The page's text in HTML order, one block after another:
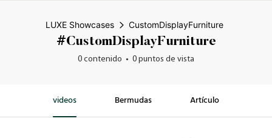
LUXE Showcases CustomDisplayFurniture
#CustomDisplayFurniture
0 contenido 0 puntos de vista
videos Bermudas Artículo